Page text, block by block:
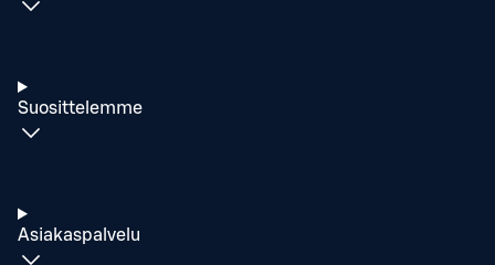
Suosittelemme
Asiakaspalvelu